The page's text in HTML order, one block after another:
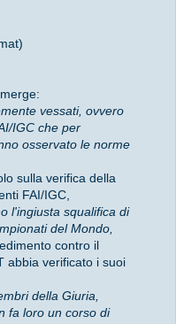
vessati, ovvero
IGC che per
osservato le norme
sulla verifica della
FAI/IGC,
l'ingiusta squalifica di
del Mondo,
contro il
abbia verificato i suoi
della Giuria,
fa loro un corso di